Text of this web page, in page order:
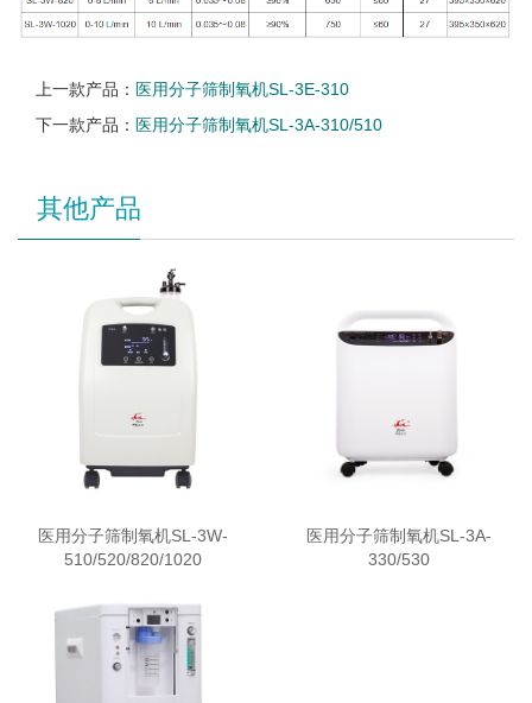
上一款产品： 医用分子筛制氧机SL-3E-310
下一款产品： 医用分子筛制氧机SL-3A-310/510
其他产品
医用分子筛制氧机SL-3W-
510/520/820/1020
医用分子筛制氧机SL-3A-
330/530